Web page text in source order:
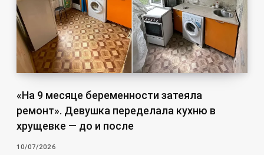
«На 9 месяце беременности затеяла
ремонт». Девушка переделала кухню в
хрущевке — до и после
10/07/2026